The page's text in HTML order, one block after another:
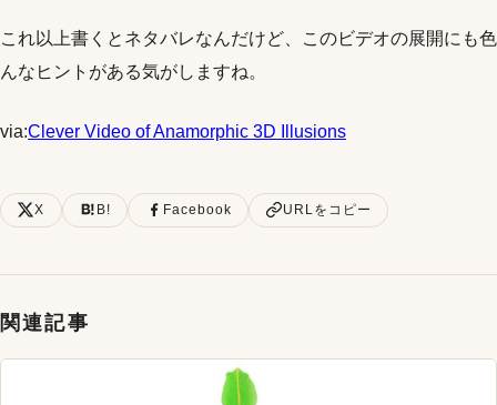
これ以上書くとネタバレなんだけど、このビデオの展開にも色
んなヒントがある気がしますね。
via:Clever Video of Anamorphic 3D Illusions
X B! Facebook URLをコピー
関連記事